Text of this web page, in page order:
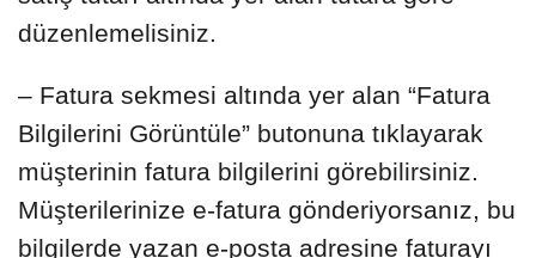
düzenlemelisiniz.
– Fatura sekmesi altında yer alan “Fatura
Bilgilerini Görüntüle” butonuna tıklayarak
müşterinin fatura bilgilerini görebilirsiniz.
Müşterilerinize e-fatura gönderiyorsanız, bu
bilgilerde yazan e-posta adresine faturayı